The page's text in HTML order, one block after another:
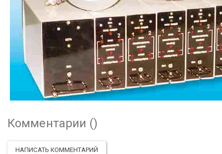
Комментарии ()
НАПИСАТЬ КОММЕНТАРИЙ